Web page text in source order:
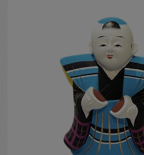
法人・飲食店のお客様